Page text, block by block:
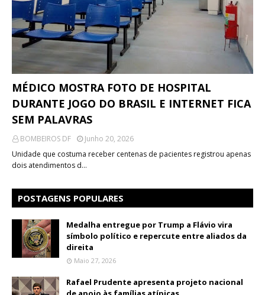
MÉDICO MOSTRA FOTO DE HOSPITAL
DURANTE JOGO DO BRASIL E INTERNET FICA
SEM PALAVRAS
BOMBEIROS DF
Junho 20, 2026
Unidade que costuma receber centenas de pacientes registrou apenas
dois atendimentos d…
POSTAGENS POPULARES
Medalha entregue por Trump a Flávio vira
símbolo político e repercute entre aliados da
direita
Maio 27, 2026
Rafael Prudente apresenta projeto nacional